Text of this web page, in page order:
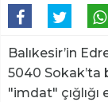
Balıkesir’in
5040 Sokak’ta
"imdat"